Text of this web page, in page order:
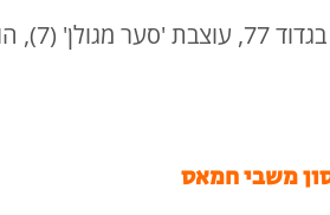
סמ"ר שי
משבי חמאס